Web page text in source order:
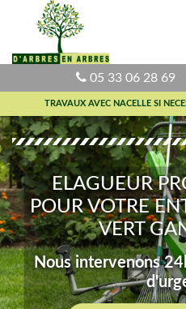
05 33 06 28 69
TRAVAUX AVEC NACELLE SI
ELAGUEUR
POUR VOTRE
VERT
Nous intervenons